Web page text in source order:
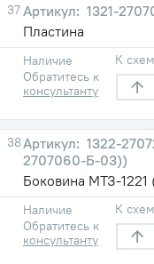
37
1321-
Пластина
Наличие
Обратитесь к
консультанту
К
38
1322-
2707060-Б-03))
Боковина МТЗ-1221
Наличие
Обратитесь к
консультанту
К